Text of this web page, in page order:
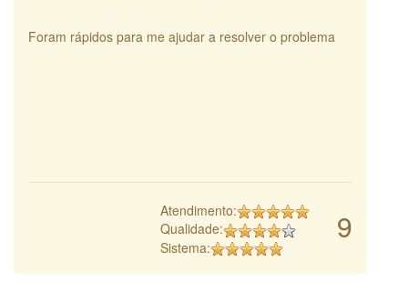
Foram rápidos para me ajudar a resolver o problema
9
Atendimento:
Qualidade:
Sistema: